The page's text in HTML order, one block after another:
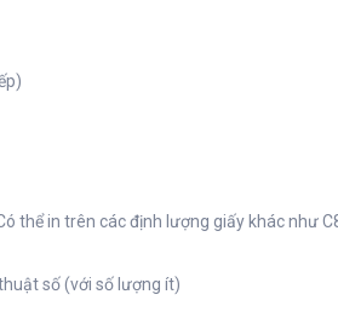
thể in trên các định lượng giấy khác như
số (với số lượng ít)